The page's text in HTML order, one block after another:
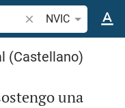
Buscar versículo
NVIC
(Castellano)
una